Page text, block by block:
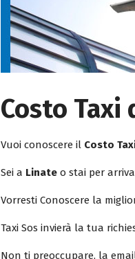
Costo Taxi
Vuoi conoscere il Costo
Sei a Linate o stai per
Vorresti Conoscere la
Taxi Sos invierà la tua
Non ti preoccupare, la